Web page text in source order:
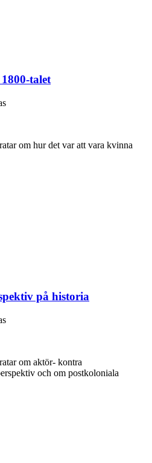
talet
om hur det var att vara kvinna
på historia
om aktör- kontra
och om postkoloniala